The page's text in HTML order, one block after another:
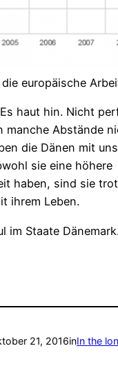
europäische
haut hin. Nicht
manche Abstände
die Dänen mit
sie eine höhere
haben, sind sie
ihrem Leben.
im Staate Dänemark.
21, 2016inIn the